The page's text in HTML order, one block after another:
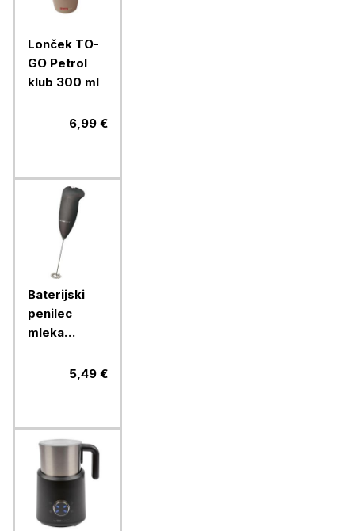
Lonček TO-
GO Petrol
klub 300 ml
6,99 €
Baterijski
penilec
mleka
MS30895,49 €